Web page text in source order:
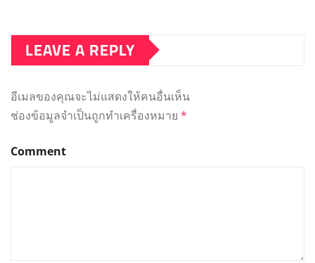
LEAVE A REPLY
อีเมลของคุณจะไม่แสดงให้คนอื่นเห็น
ช่องข้อมูลจำเป็นถูกทำเครื่องหมาย *
Comment